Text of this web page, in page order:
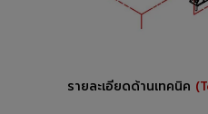
รายละเอียดด้านเทคนิค